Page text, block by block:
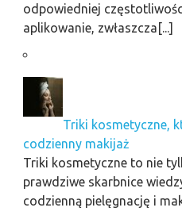
odpowiedniej
aplikowanie, zwłaszcza[...]
Triki kosmetyczne,
codzienny makijaż
Triki kosmetyczne to nie
prawdziwe skarbnice
codzienną pielęgnację i